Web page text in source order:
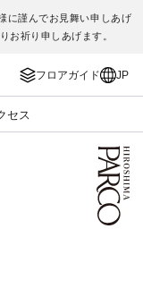
に謹んでお見舞い申しあげ
お祈り申しあげます。
フロアガイド JP
セス